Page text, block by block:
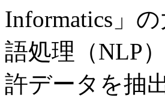
Informatics」
語処理（NLP
許データを抽